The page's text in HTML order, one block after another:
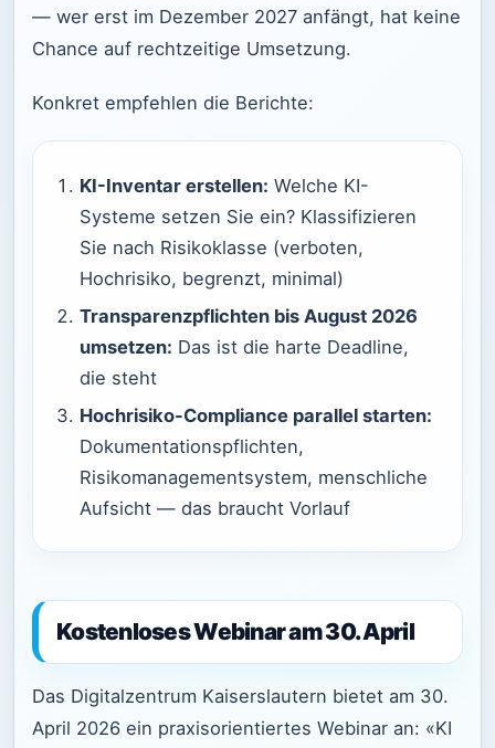
— wer erst im Dezember 2027 anfängt, hat keine
Chance auf rechtzeitige Umsetzung.
Konkret empfehlen die Berichte:
KI-Inventar erstellen: Welche KI-
Systeme setzen Sie ein? Klassifizieren
Sie nach Risikoklasse (verboten,
Hochrisiko, begrenzt, minimal)
Transparenzpflichten bis August 2026
umsetzen: Das ist die harte Deadline,
die steht
Hochrisiko-Compliance parallel starten:
Dokumentationspflichten,
Risikomanagementsystem, menschliche
Aufsicht — das braucht Vorlauf
Kostenloses Webinar am 30. April
Das Digitalzentrum Kaiserslautern bietet am 30.
April 2026 ein praxisorientiertes Webinar an: «KI